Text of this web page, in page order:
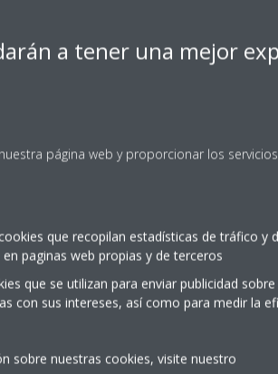
a tener una mejor
página web y proporcionar los
cookies que recopilan estadísticas de tráfico y
paginas web propias y de terceros
que se utilizan para enviar publicidad
con sus intereses, así como para medir la
sobre nuestras cookies, visite nuestro